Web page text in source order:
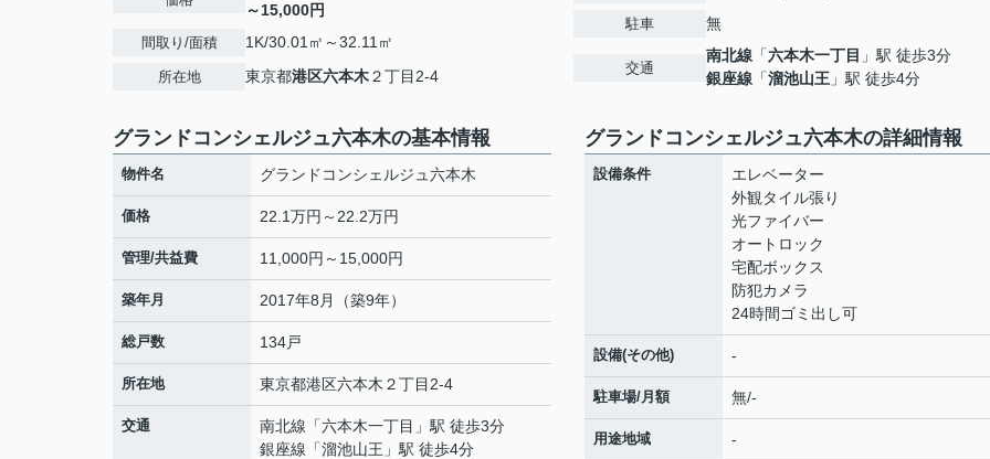
～15,000円
間取り/面積 1K/30.01㎡～32.11㎡
所在地 東京都港区六本木２丁目2-4
駐車 無
交通
南北線 「六本木一丁目 」駅 徒歩3分
銀座線 「溜池山王 」駅 徒歩4分
グランドコンシェルジュ六本木の基本情報
物件名 グランドコンシェルジュ六本木
価格 22.1万円～22.2万円
管理/共益費 11,000円～15,000円
築年月 2017年8月（築9年）
総戸数 134戸
所在地 東京都港区六本木 ２丁目2-4
交通 南北線 「六本木一丁目 」駅 徒歩3分
銀座線 「溜池山王 」駅 徒歩4分
グランドコンシェルジュ六本木の詳細情報
設備条件
エレベーター
外観タイル張り
光ファイバー
オートロック
宅配ボックス
防犯カメラ
24時間ゴミ出し可
設備(その他) -
駐車場/月額 無/-
用途地域 -